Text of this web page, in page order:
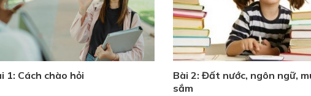
1: Cách chào hỏi
Bài 2: Đất nước, ngôn ngữ,
sắm